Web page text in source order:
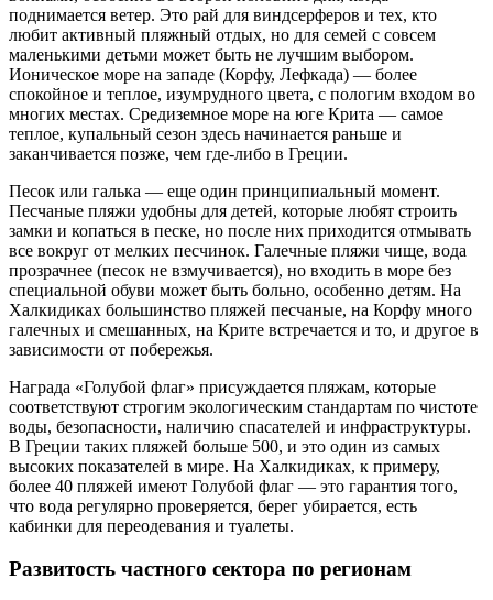
поднимается ветер. Это рай для виндсерферов и тех, кто
любит активный пляжный отдых, но для семей с совсем
маленькими детьми может быть не лучшим выбором.
Ионическое море на западе (Корфу, Лефкада) — более
спокойное и теплое, изумрудного цвета, с пологим входом во
многих местах. Средиземное море на юге Крита — самое
теплое, купальный сезон здесь начинается раньше и
заканчивается позже, чем где-либо в Греции.
Песок или галька — еще один принципиальный момент.
Песчаные пляжи удобны для детей, которые любят строить
замки и копаться в песке, но после них приходится отмывать
все вокруг от мелких песчинок. Галечные пляжи чище, вода
прозрачнее (песок не взмучивается), но входить в море без
специальной обуви может быть больно, особенно детям. На
Халкидиках большинство пляжей песчаные, на Корфу много
галечных и смешанных, на Крите встречается и то, и другое в
зависимости от побережья.
Награда «Голубой флаг» присуждается пляжам, которые
соответствуют строгим экологическим стандартам по чистоте
воды, безопасности, наличию спасателей и инфраструктуры.
В Греции таких пляжей больше 500, и это один из самых
высоких показателей в мире. На Халкидиках, к примеру,
более 40 пляжей имеют Голубой флаг — это гарантия того,
что вода регулярно проверяется, берег убирается, есть
кабинки для переодевания и туалеты.
Развитость частного сектора по регионам